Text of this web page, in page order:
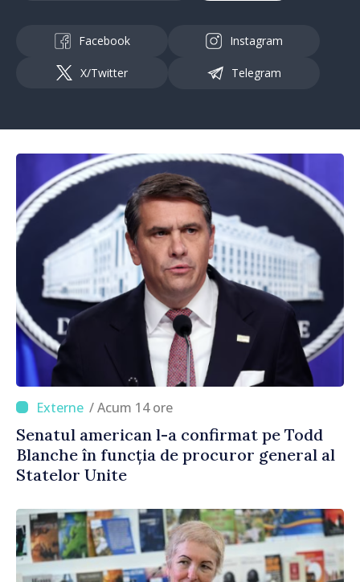
Facebook Instagram
X/Twitter Telegram
/ Acum 14 ore
Senatul american l-a confirmat pe Todd
Blanche în funcția de procuror general al
Statelor Unite